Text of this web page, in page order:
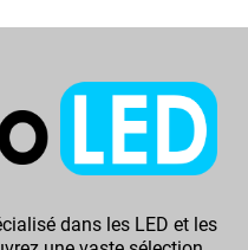
dans les LED et les